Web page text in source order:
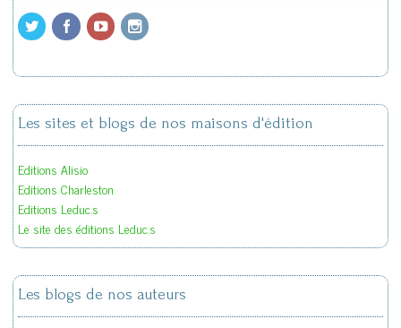
Les sites et blogs de nos maisons d'édition
Editions Alisio
Editions Charleston
Editions Leduc.s
Le site des éditions Leduc.s
Les blogs de nos auteurs